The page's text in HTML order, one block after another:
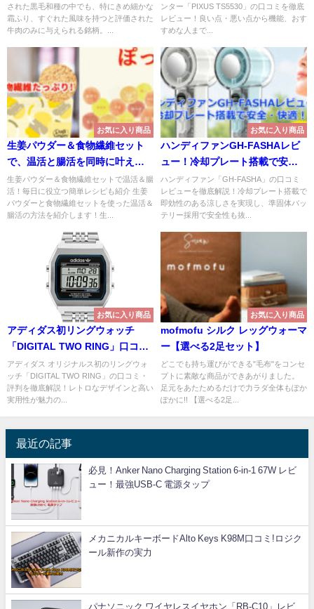
された黒毛和種の中でも、特にきめ細かな
霜ふり、すぐれた風味を持つと評価された
牛肉のみに与えられる銘柄。...
力は？
ンター「PIXUS TS5530」の口コミを徹底
レビュー！良い点・悪い点から機能、おす
すめな人まで...
お気に入り商品
生姜パウダー＆食物繊維セット
で、温活と腸活を同時に叶え
る！
生姜パウダー＆食物繊維セットで温活＆腸
活！毎日に役立つ簡単レシピも紹介 生姜
パウダーと食物繊維セットを使った温活＆
腸活の方法を紹介します！生...
お気に入り商品
ハンディファンGH-FASHAレビ
ュー！冷却プレート搭載で安
全・快適！！
ハンディファン「GH-FASHA」の口コミ
レビューを徹底解説！冷却プレート搭載で
即効性のある涼しさを実現し、準固体バッ
テリー採用で安全性も抜...
お気に入り商品
アディダス初リングウォッチ
「DIGITAL TWO RING」口コ
ミ・レビュー！
アディダス オリジナルス初のリングウォ
ッチ「DIGITAL TWO RING」の口コミ・
評判を徹底解説！レトロなデザインと高い
実用性が魅力の...
お気に入り商品
mofmofu シルク レッグウォーマ
ー【選べる2足セット】
どこでも持ち運びができる"毛布"をコンセ
プトに素敵な商品ができあがりました。
足元をあたためるだけで力ラダ全体もぽか
ぽかに!! 【選べる2足...
最近の記事
必見！Anker Nano Charging Station 6-in-1 67W レビ
ュー！最強USB-C 電源タップ
メカニカルキーボードAlto Keys K98M口コミ!ロジク
ール新作の実力
パナソニック ワイヤレスイヤホン「RB-C10」レビ